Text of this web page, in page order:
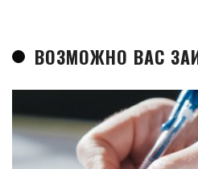
ВОЗМОЖНО ВАС